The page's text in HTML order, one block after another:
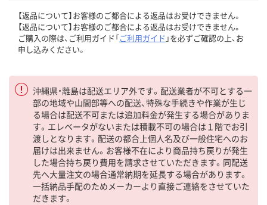
【返品について】お客様のご都合による返品はお受けできません。
【返品について】お客様のご都合による返品はお受けできません。
ご購入の際は、ご利用ガイド「ご利用ガイド 」を必ずご確認の上、お
申し込みください。
沖縄県・離島は配送エリア外です。配送業者が不可とする一
部の地域や山間部等への配送、特殊な手続きや作業が生じ
る場合は配送不可または追加料金が発生する場合がありま
す。エレベータがないまたは積載不可の場合は１階でお引
渡しとなります。配送の都合上個人名及び一般住宅へのお
届けは出来ません。お客様不在により商品持ち戻りが発生
した場合持ち戻り費用を請求させていただきます。同配送
先へ大量注文の場合通常納期を延長する場合があります。
一括納品手配のためメーカーより直接ご連絡をさせていた
だきます。